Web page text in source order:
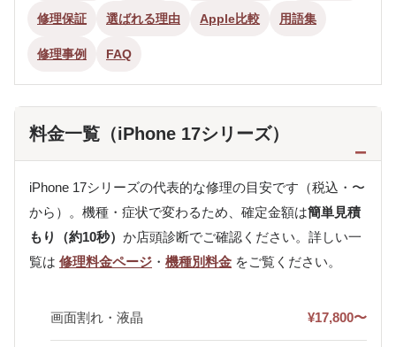
修理保証 選ばれる理由 Apple比較 用語集
修理事例 FAQ
料金一覧（iPhone 17シリーズ）
iPhone 17シリーズの代表的な修理の目安です（税込・〜
から）。機種・症状で変わるため、確定金額は簡単見積
もり（約10秒） か店頭診断でご確認ください。詳しい一
覧は 修理料金ページ ・ 機種別料金 をご覧ください。
画面割れ・液晶 ¥17,800〜